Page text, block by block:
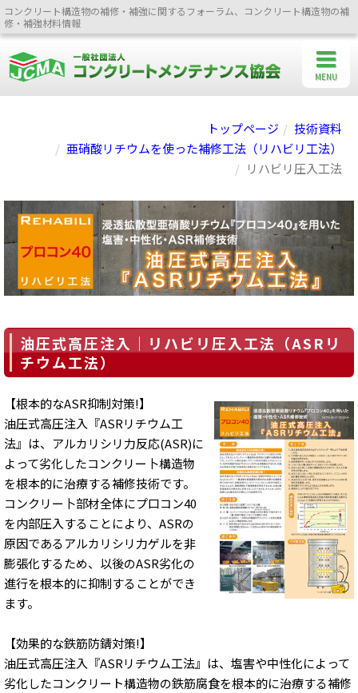
コンクリート構造物の補修・補強に関するフォーラム、コンクリート構造物の補
修・補強材料情報
トップページ
技術資料
亜硝酸リチウムを使った補修工法（リハビリ工法）
リハビリ圧入工法
油圧式高圧注入｜リハビリ圧入工法（ASRリ
チウム工法）
【根本的なASR抑制対策!】
油圧式高圧注入『ASRリチウム工
法』は、アルカリシリ力反応(ASR)に
よって劣化したコンクリー卜構造物
を根本的に治療する補修技術です。
コンクリー卜部材全体にプ口コン40
を内部圧入することにより、ASRの
原因であるアルカリシリ力ゲルを非
膨張化するため、以後のASR劣化の
進行を根本的に抑制することができ
ます。
【効果的な鉄筋防錆対策!】
油圧式高圧注入『ASRリチウム工法』は、塩害や中性化によって
劣化したコンクリート構造物の鉄筋腐食を根本的に治療する補修
MENU